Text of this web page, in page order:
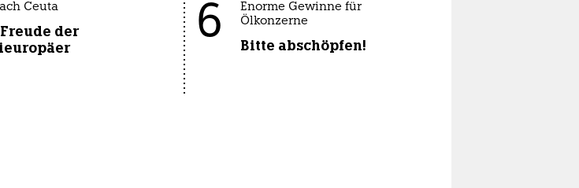
Ceuta
der
6
Enorme Gewinne für
Ölkonzerne
Bitte abschöpfen!